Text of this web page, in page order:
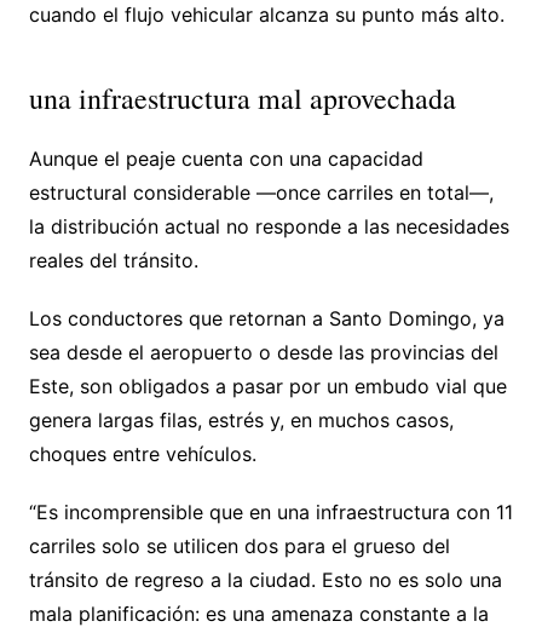
cuando el flujo vehicular alcanza su punto más alto.
una infraestructura mal aprovechada
Aunque el peaje cuenta con una capacidad
estructural considerable —once carriles en total—,
la distribución actual no responde a las necesidades
reales del tránsito.
Los conductores que retornan a Santo Domingo, ya
sea desde el aeropuerto o desde las provincias del
Este, son obligados a pasar por un embudo vial que
genera largas filas, estrés y, en muchos casos,
choques entre vehículos.
“Es incomprensible que en una infraestructura con 11
carriles solo se utilicen dos para el grueso del
tránsito de regreso a la ciudad. Esto no es solo una
mala planificación: es una amenaza constante a la